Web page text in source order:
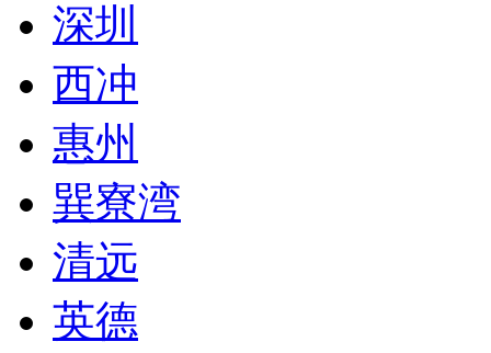
深圳
西冲
惠州
巽寮湾
清远
英德